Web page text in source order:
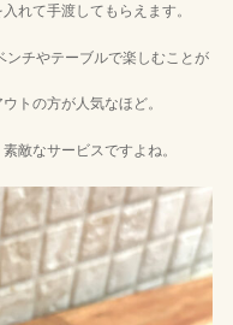
れて手渡してもらえます。
ンチやテーブルで楽しむことが
トの方が人気なほど。
敵なサービスですよね。